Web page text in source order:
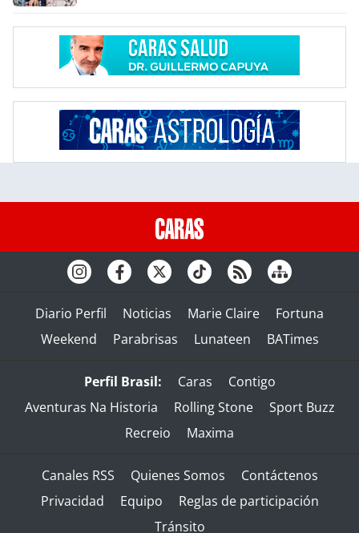
Diario Perfil Noticias Marie Claire
Fortuna
Weekend
Parabrisas Lunateen BATimes
Perfil Brasil: Caras
Contigo
Aventuras Na Historia
Rolling Stone
Sport Buzz
Recreio
Maxima
Canales RSS Quienes Somos
Contáctenos
Privacidad
Equipo
Reglas de participación
Tránsito